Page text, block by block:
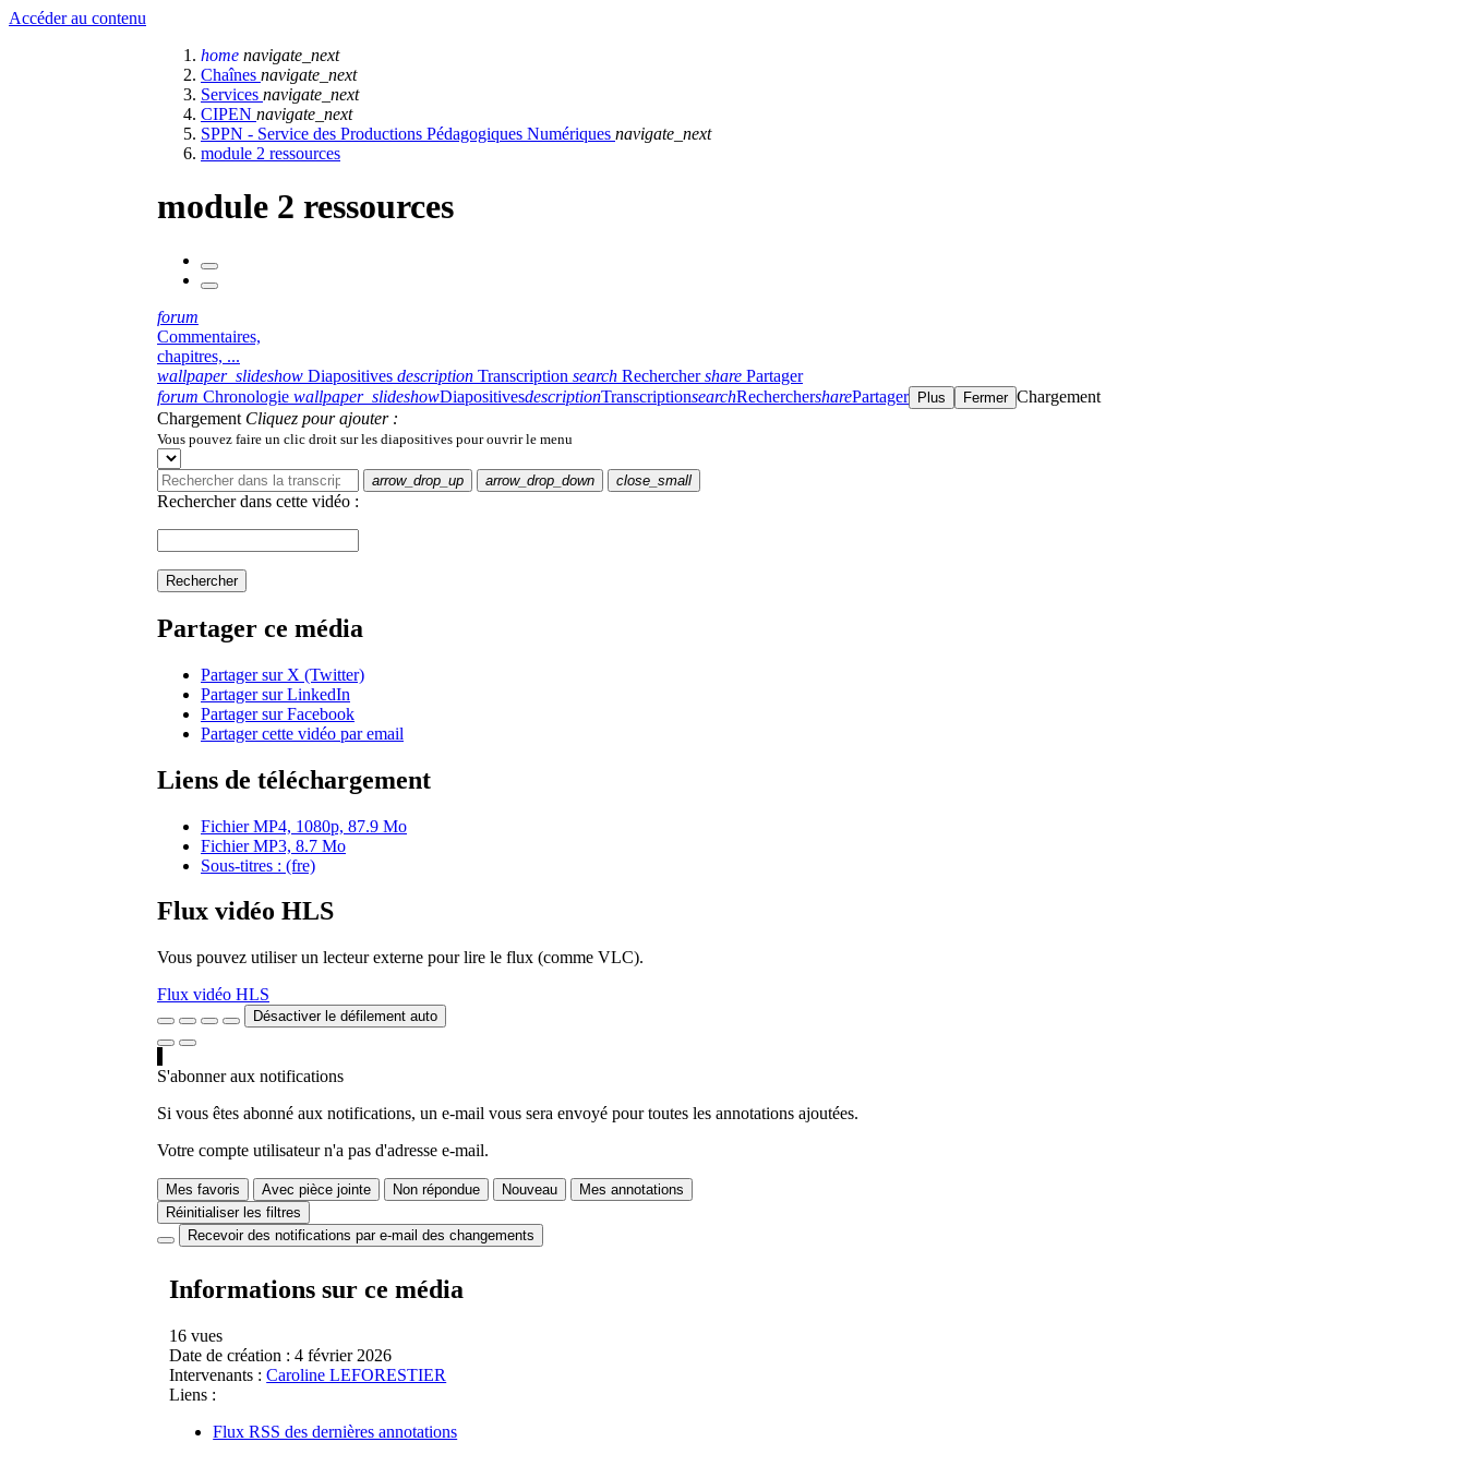
Accéder au contenu
home navigate_next
Chaînes navigate_next
Services navigate_next
CIPEN navigate_next
SPPN - Service des Productions Pédagogiques Numériques navigate_next
module 2 ressources
module 2 ressources
forum
Commentaires,
chapitres, ...
wallpaper_slideshow Diapositives description Transcription search Rechercher share Partager
forum Chronologie wallpaper_slideshowDiapositivesdescriptionTranscriptionsearchRecherchersharePartager Plus Fermer Chargement
Chargement Cliquez pour ajouter :
Vous pouvez faire un clic droit sur les diapositives pour ouvrir le menu
arrow_drop_up arrow_drop_down close_small
Rechercher dans cette vidéo :
Rechercher
Partager ce média
Partager sur X (Twitter)
Partager sur LinkedIn
Partager sur Facebook
Partager cette vidéo par email
Liens de téléchargement
Fichier MP4, 1080p, 87.9 Mo
Fichier MP3, 8.7 Mo
Sous-titres : (fre)
Flux vidéo HLS
Vous pouvez utiliser un lecteur externe pour lire le flux (comme VLC).
Flux vidéo HLS
Désactiver le défilement auto
S'abonner aux notifications
Si vous êtes abonné aux notifications, un e-mail vous sera envoyé pour toutes les annotations ajoutées.
Votre compte utilisateur n'a pas d'adresse e-mail.
Mes favoris Avec pièce jointe Non répondue Nouveau
Mes annotations
Réinitialiser les filtres
Recevoir des notifications par e-mail des changements
Informations sur ce média
16 vues
Date de création : 4 février 2026
Intervenants : Caroline LEFORESTIER
Liens :
Flux RSS des dernières annotations